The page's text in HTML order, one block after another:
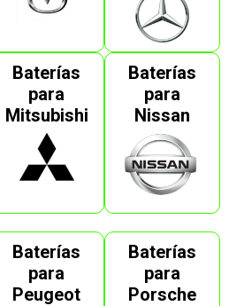
Baterías
para
Mitsubishi
Baterías
para
Nissan
Baterías
para
Peugeot
Baterías
para
Porsche